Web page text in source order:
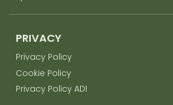
PRIVACY
Privacy Policy
Cookie Policy
Privacy Policy ADI